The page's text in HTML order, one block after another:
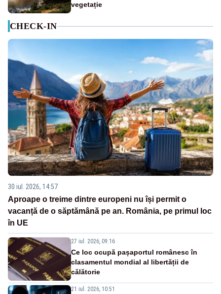
vegetație
CHECK-IN
30 iul. 2026, 14:57
Aproape o treime dintre europeni nu își permit o
vacanță de o săptămână pe an. România, pe primul loc
în UE
27 iul. 2026, 09:16
Ce loc ocupă pașaportul românesc în
clasamentul mondial al libertății de
călătorie
21 iul. 2026, 10:51